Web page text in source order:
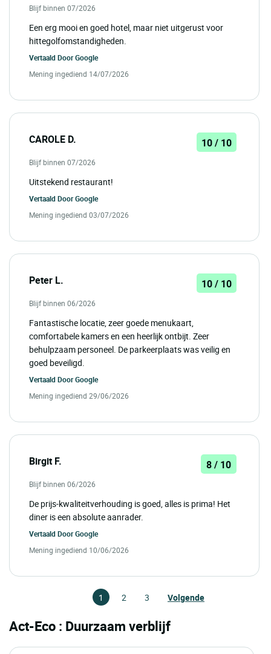
Blijf binnen 07/2026
Een erg mooi en goed hotel, maar niet uitgerust voor
hittegolfomstandigheden.
Vertaald DoorGoogle
Mening ingediend 14/07/2026
CAROLE D. 10 / 10
Blijf binnen 07/2026
Uitstekend restaurant!
Vertaald DoorGoogle
Mening ingediend 03/07/2026
Peter L. 10 / 10
Blijf binnen 06/2026
Fantastische locatie, zeer goede menukaart,
comfortabele kamers en een heerlijk ontbijt. Zeer
behulpzaam personeel. De parkeerplaats was veilig en
goed beveiligd.
Vertaald DoorGoogle
Mening ingediend 29/06/2026
Birgit F. 8 / 10
Blijf binnen 06/2026
De prijs-kwaliteitverhouding is goed, alles is prima! Het
diner is een absolute aanrader.
Vertaald DoorGoogle
Mening ingediend 10/06/2026
1 2 3 Volgende
Act-Eco : Duurzaam verblijf